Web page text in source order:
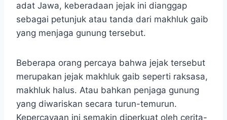
adat Jawa, keberadaan jejak ini dianggap
sebagai petunjuk atau tanda dari makhluk gaib
yang menjaga gunung tersebut.
Beberapa orang percaya bahwa jejak tersebut
merupakan jejak makhluk gaib seperti raksasa,
makhluk halus. Atau bahkan penjaga gunung
yang diwariskan secara turun-temurun.
Kepercayaan ini semakin diperkuat oleh cerita-